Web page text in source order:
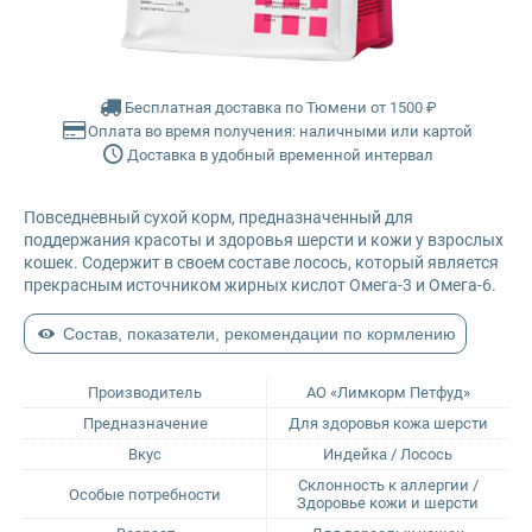
Farmina Ecopet
Farmina Fun Dog
Farmina N&D
Glance
Grandorf
Karmy
Mr. Buffalo
Petvador
Бесплатная доставка по Тюмени от 1500 ₽
Оплата во время получения: наличными или картой
Доставка в удобный временной интервал
Производитель
АО «Лимкорм Петфуд»
Предназначение
Для здоровья кожа шерсти
Вкус
Индейка / Лосось
Особые потребности
Склонность к аллергии /
Здоровье кожи и шерсти
Повседневный сухой корм, предназначенный для
поддержания красоты и здоровья шерсти и кожи у взрослых
кошек. Содержит в своем составе лосось, который является
прекрасным источником жирных кислот Омега-3 и Омега-6.
Состав, показатели, рекомендации по кормлению